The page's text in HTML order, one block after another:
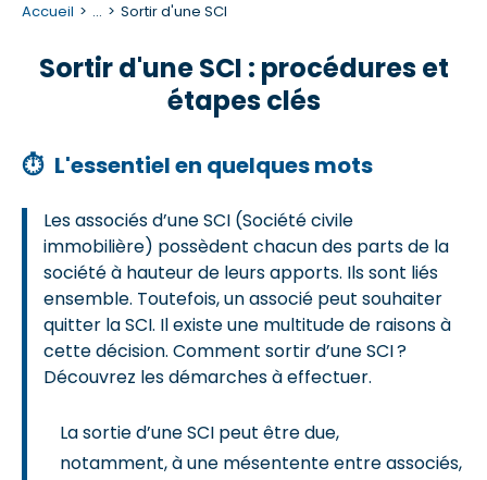
Accueil ... Sortir d'une SCI
Sortir d'une SCI : procédures et
étapes clés
⏱ L'essentiel en quelques mots
Les associés d’une SCI (Société civile
immobilière) possèdent chacun des parts de la
société à hauteur de leurs apports. Ils sont liés
ensemble. Toutefois, un associé peut souhaiter
quitter la SCI. Il existe une multitude de raisons à
cette décision. Comment sortir d’une SCI ?
Découvrez les démarches à effectuer.
La sortie d’une SCI peut être due,
notamment, à une mésentente entre associés,